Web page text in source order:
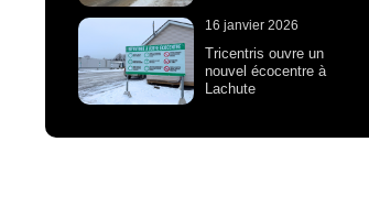
16 janvier 2026
Tricentris ouvre un
nouvel écocentre à
Lachute